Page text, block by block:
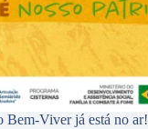
Bem-Viver já está no ar!